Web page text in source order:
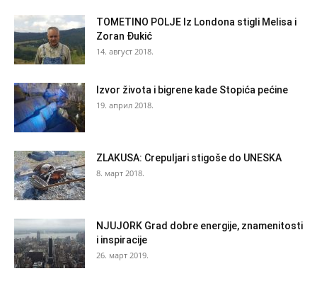
TOMETINO POLJE Iz Londona stigli Melisa i
Zoran Đukić
14. август 2018.
Izvor života i bigrene kade Stopića pećine
19. април 2018.
ZLAKUSA: Crepuljari stigoše do UNESKA
8. март 2018.
NJUJORK Grad dobre energije, znamenitosti
i inspiracije
26. март 2019.